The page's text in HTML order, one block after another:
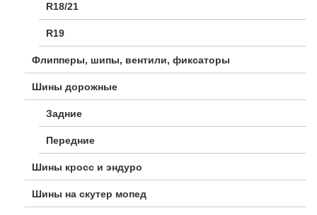
R18/21
R19
Флипперы, шипы, вентили, фиксаторы
Шины дорожные
Задние
Передние
Шины кросс и эндуро
Шины на скутер мопед